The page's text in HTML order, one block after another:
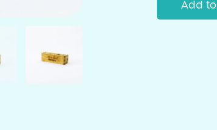
Add